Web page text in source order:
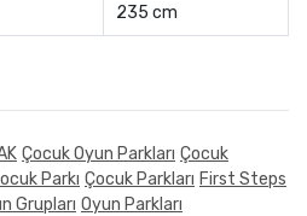
235 cm
Çocuk Oyun Parkları Çocuk
Parkı Çocuk Parkları First Steps
Grupları Oyun Parkları